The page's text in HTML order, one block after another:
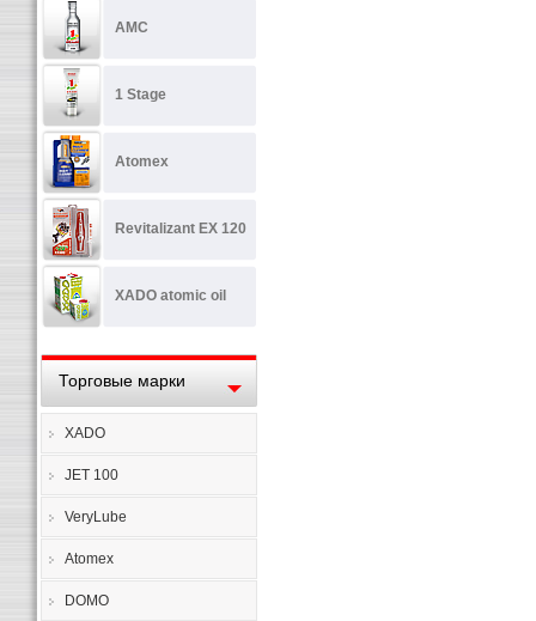
AMC
1 Stage
Atomex
Revitalizant EX 120
XADO atomic oil
Торговые марки
XADO
JET 100
VeryLube
Atomex
DOMO